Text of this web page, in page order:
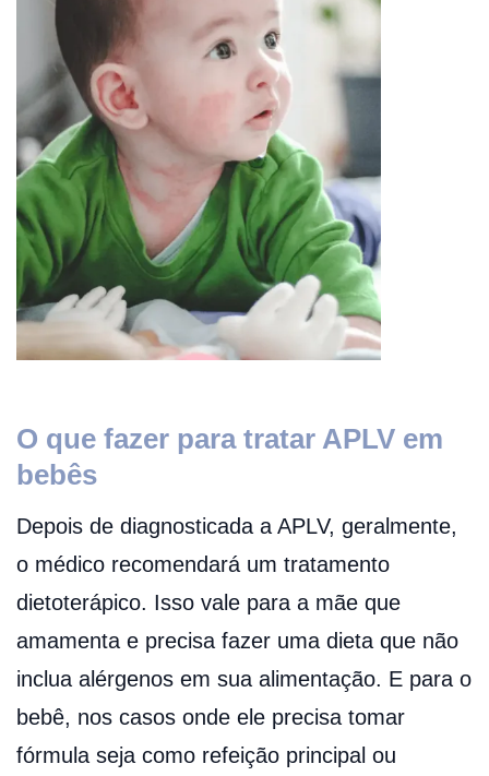
O que fazer para tratar APLV em
bebês
Depois de diagnosticada a APLV, geralmente,
o médico recomendará um tratamento
dietoterápico. Isso vale para a mãe que
amamenta e precisa fazer uma dieta que não
inclua alérgenos em sua alimentação. E para o
bebê, nos casos onde ele precisa tomar
fórmula seja como refeição principal ou